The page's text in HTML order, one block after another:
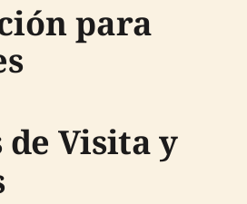
para
Visita y